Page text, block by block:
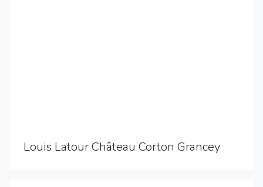
Louis Latour Château Corton Grancey